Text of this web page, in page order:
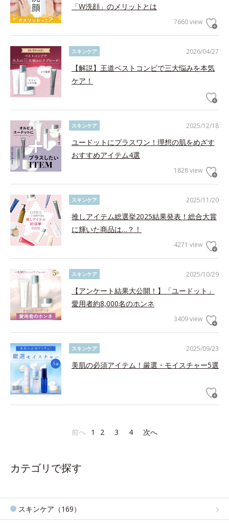
「W洗顔」のメリットとは
7660 view
2026/04/27
スキンケア
【解説】王道ベストコンビで三大悩みを本気
ケア！
2025/12/18
スキンケア
ユードットにプラスワン！理想の肌をめざす
おすすめアイテム4選
1828 view
2025/11/20
スキンケア
推しアイテム総選挙2025結果発表！総合大賞
に輝いた商品は…？！
4271 view
2025/10/29
スキンケア
【アンケート結果大公開！】「ユードット」
愛用者約8,000名のホンネ
3409 view
2025/09/23
スキンケア
美肌の必須アイテム！厳選・モイスチャー5選
前へ 1 2 3 4 次へ
カテゴリで探す
スキンケア（169）